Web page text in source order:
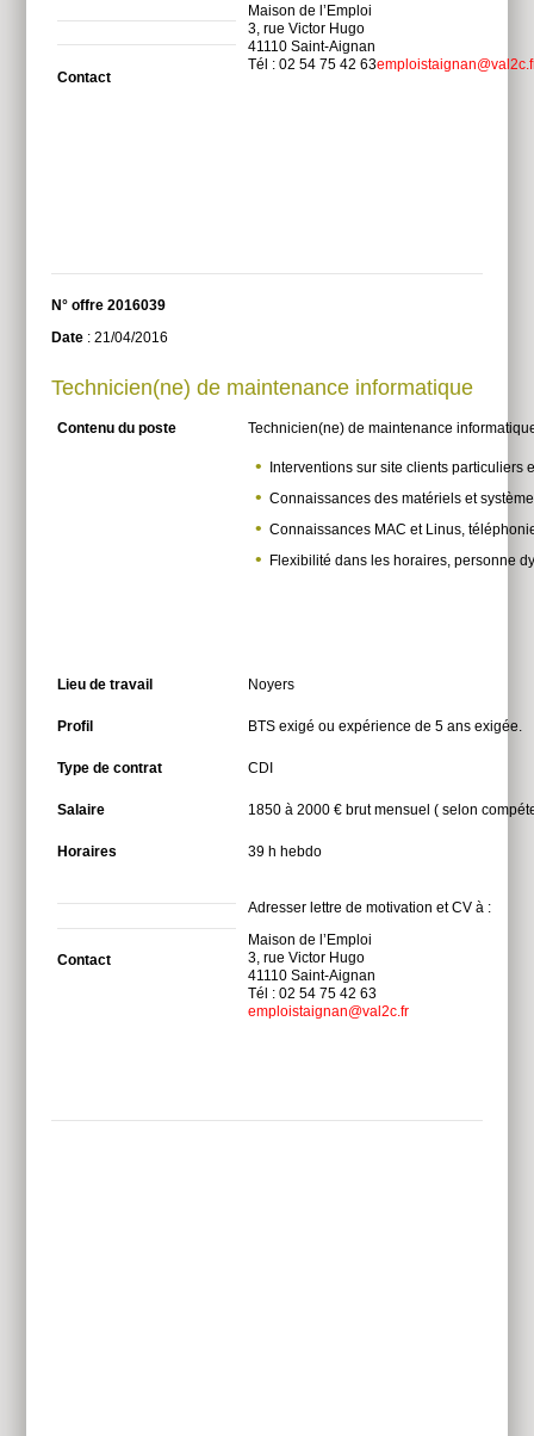
Contact
Maison de l’Emploi
3, rue Victor Hugo
41110 Saint-Aignan
Tél : 02 54 75 42 63
N° offre 2016039
Date: 21/04/2016
Technicien(ne) de maintenance informatique
Contenu du poste Technicien(ne) de maintenance
Interventions sur site clients particuliers
Connaissances des matériels et
Connaissances MAC et Linus,
Flexibilité dans les horaires, personne
Lieu de travail Noyers
Profil BTS exigé ou expérience de 5 ans exigée.
Type de contrat CDI
Salaire 1850 à 2000 € brut mensuel ( selon
Horaires 39 h hebdo
Contact
Adresser lettre de motivation et CV à :
Maison de l’Emploi
3, rue Victor Hugo
41110 Saint-Aignan
Tél : 02 54 75 42 63
emploistaignan@val2c.fr